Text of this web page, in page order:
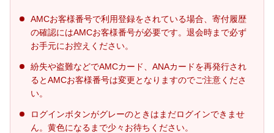
AMCお客様番号で利用登録をされている場合、寄付履歴
の確認にはAMCお客様番号が必要です。退会時まで必ず
お手元にお控えください。
紛失や盗難などでAMCカード、ANAカードを再発行され
るとAMCお客様番号は変更となりますのでご注意くださ
い。
ログインボタンがグレーのときはまだログインできませ
ん。黄色になるまで少々お待ちください。